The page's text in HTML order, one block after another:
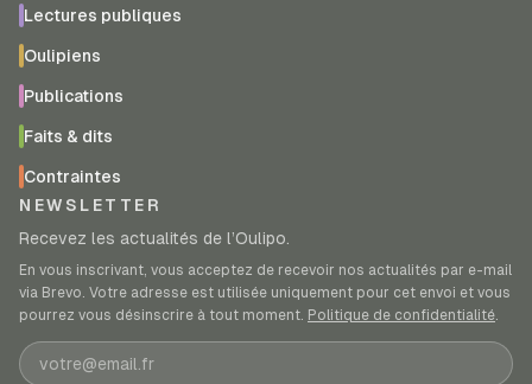
Lectures publiques
Oulipiens
Publications
Faits & dits
Contraintes
NEWSLETTER
Recevez les actualités de l’Oulipo.
En vous inscrivant, vous acceptez de recevoir nos actualités par e-mail
via Brevo. Votre adresse est utilisée uniquement pour cet envoi et vous
pourrez vous désinscrire à tout moment. Politique de confidentialité.
Adresse e-mail